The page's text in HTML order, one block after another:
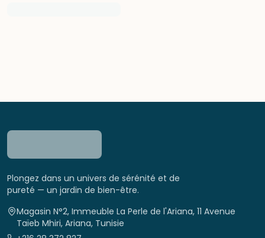
Plongez dans un univers de sérénité et de
pureté — un jardin de bien-être.
Magasin N°2, Immeuble La Perle de l'Ariana, 11 Avenue
Taïeb Mhiri, Ariana, Tunisie